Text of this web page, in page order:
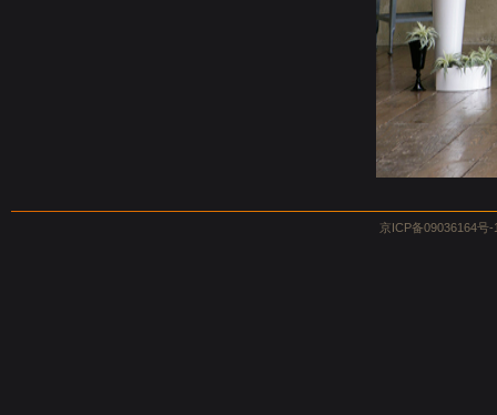
京ICP备09036164号-